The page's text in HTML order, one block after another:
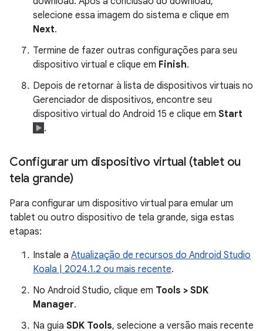
selecione essa imagem do sistema e clique em
Next.
Termine de fazer outras configurações para seu
dispositivo virtual e clique em Finish.
Depois de retornar à lista de dispositivos virtuais no
Gerenciador de dispositivos, encontre seu
dispositivo virtual do Android 15 e clique em Start
.
Configurar um dispositivo virtual (tablet ou
tela grande)
Para configurar um dispositivo virtual para emular um
tablet ou outro dispositivo de tela grande, siga estas
etapas:
Instale a Atualização de recursos do Android Studio
Koala | 2024.1.2 ou mais recente.
No Android Studio, clique em Tools > SDK
Manager.
Na guia SDK Tools, selecione a versão mais recente